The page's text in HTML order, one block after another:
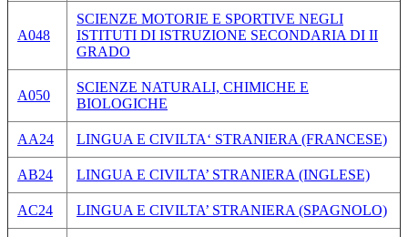
A048
SCIENZE MOTORIE E SPORTIVE NEGLI
ISTITUTI DI ISTRUZIONE SECONDARIA DI II
GRADO
A050
SCIENZE NATURALI, CHIMICHE E
BIOLOGICHE
AA24 LINGUA E CIVILTA‘ STRANIERA (FRANCESE)
AB24 LINGUA E CIVILTA’ STRANIERA (INGLESE)
AC24 LINGUA E CIVILTA’ STRANIERA (SPAGNOLO)